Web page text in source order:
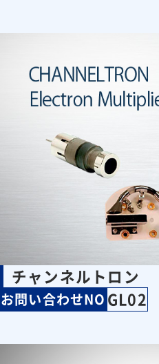
チャンネルトロン
お問い合わせNO GL02